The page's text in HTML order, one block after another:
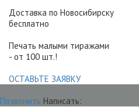
Доставка по Новосибирску
бесплатно
Печать малыми тиражами
- от 100 шт.!
ОСТАВЬТЕ ЗАЯВКУ
Позвонить Написать: